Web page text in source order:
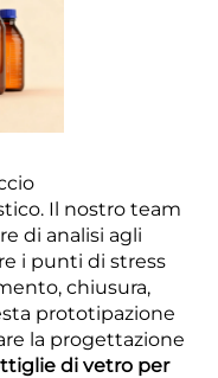
Il nostro team
di analisi agli
i punti di stress
chiusura,
prototipazione
la progettazione
di vetro per